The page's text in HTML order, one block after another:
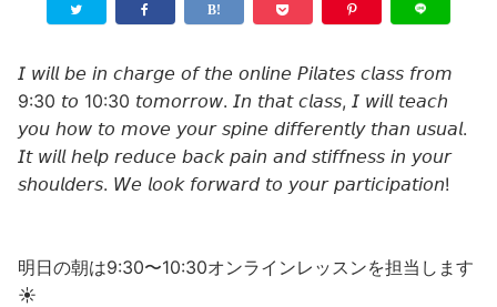
𝘐 𝘸𝘪𝘭𝘭 𝘣𝘦 𝘪𝘯 𝘤𝘩𝘢𝘳𝘨𝘦 𝘰𝘧 𝘵𝘩𝘦 𝘰𝘯𝘭𝘪𝘯𝘦 𝘗𝘪𝘭𝘢𝘵𝘦𝘴 𝘤𝘭𝘢𝘴𝘴 𝘧𝘳𝘰𝘮
9:30 𝘵𝘰 10:30 𝘵𝘰𝘮𝘰𝘳𝘳𝘰𝘸. 𝘐𝘯 𝘵𝘩𝘢𝘵 𝘤𝘭𝘢𝘴𝘴, 𝘐 𝘸𝘪𝘭𝘭 𝘵𝘦𝘢𝘤𝘩
𝘺𝘰𝘶 𝘩𝘰𝘸 𝘵𝘰 𝘮𝘰𝘷𝘦 𝘺𝘰𝘶𝘳 𝘴𝘱𝘪𝘯𝘦 𝘥𝘪𝘧𝘧𝘦𝘳𝘦𝘯𝘵𝘭𝘺 𝘵𝘩𝘢𝘯 𝘶𝘴𝘶𝘢𝘭.
𝘐𝘵 𝘸𝘪𝘭𝘭 𝘩𝘦𝘭𝘱 𝘳𝘦𝘥𝘶𝘤𝘦 𝘣𝘢𝘤𝘬 𝘱𝘢𝘪𝘯 𝘢𝘯𝘥 𝘴𝘵𝘪𝘧𝘧𝘯𝘦𝘴𝘴 𝘪𝘯 𝘺𝘰𝘶𝘳
𝘴𝘩𝘰𝘶𝘭𝘥𝘦𝘳𝘴. 𝘞𝘦 𝘭𝘰𝘰𝘬 𝘧𝘰𝘳𝘸𝘢𝘳𝘥 𝘵𝘰 𝘺𝘰𝘶𝘳 𝘱𝘢𝘳𝘵𝘪𝘤𝘪𝘱𝘢𝘵𝘪𝘰𝘯!
明日の朝は9:30〜10:30オンラインレッスンを担当します
☀️